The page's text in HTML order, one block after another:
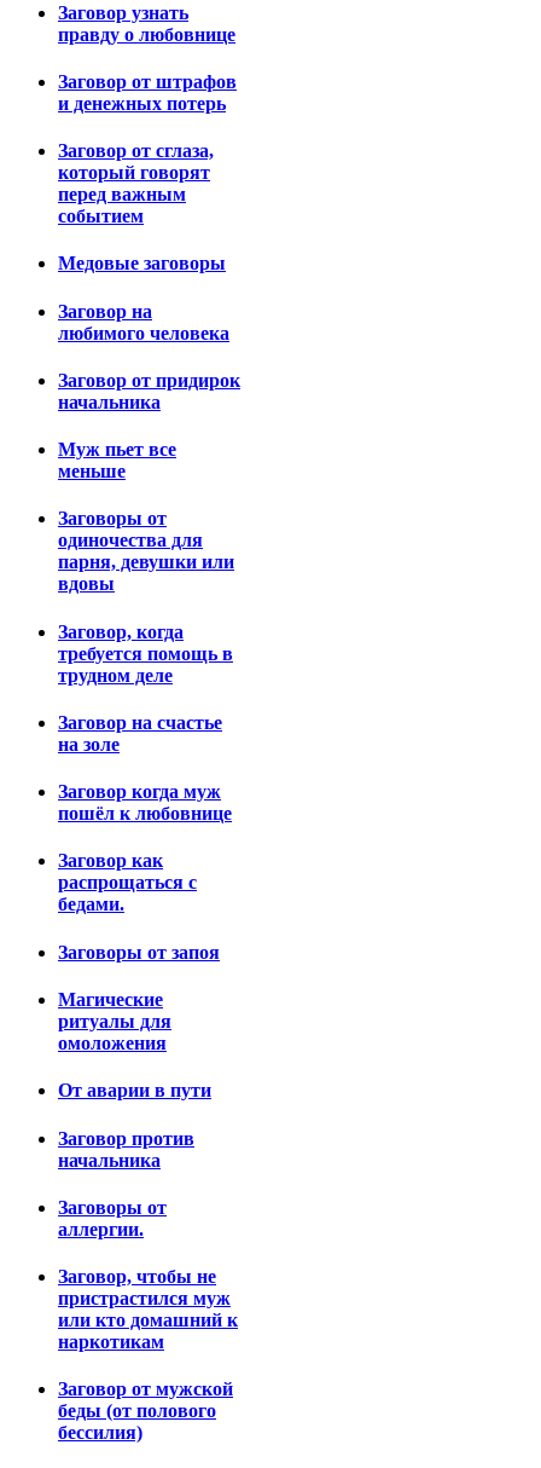
Заговор узнать
правду о любовнице
Заговор от штрафов
и денежных потерь
Заговор от сглаза,
который говорят
перед важным
событием
Медовые заговоры
Заговор на
любимого человека
Заговор от придирок
начальника
Муж пьет все
меньше
Заговоры от
одиночества для
парня, девушки или
вдовы
Заговор, когда
требуется помощь в
трудном деле
Заговор на счастье
на золе
Заговор когда муж
пошёл к любовнице
Заговор как
распрощаться с
бедами.
Заговоры от запоя
Магические
ритуалы для
омоложения
От аварии в пути
Заговор против
начальника
Заговоры от
аллергии.
Заговор, чтобы не
пристрастился муж
или кто домашний к
наркотикам
Заговор от мужской
беды (от полового
бессилия)